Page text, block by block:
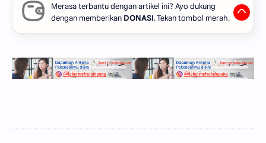
Merasa terbantu dengan artikel ini? Ayo dukung
dengan memberikan DONASI. Tekan tombol merah.